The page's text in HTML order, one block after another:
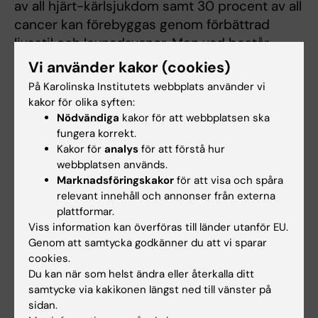
av all hjärt-kärlsjukdom samt 30 procent av all
cancer kan förebyggas genom förbättrad
livsstil och levnadsvanor. Men vad består
dessa livsstilsförbättringar effektivast av, och
hur når sjukvården bäst de människor som
behöver insatser? Det är frågor som den nya
professuren ska arbeta med och hitta svar på.
Tjänsten utlyses under 2023 och kommer
delvis vara en klinisk tjänst, för att enklare
kunna implementera ny kunskap i vården.
Utöver att utföra klinisk och preklinisk
preventionsforskning kommer professuren ha
ett stort fokus på att samarbeta med olika
samhällsaktörer som företag och
intresseorganisationer, samt bedriva
utåtriktade kommunikationsinsatser.
Vi använder kakor (cookies)
På Karolinska Institutets webbplats använder vi
kakor för olika syften:
Nödvändiga kakor för att webbplatsen ska
fungera korrekt.
Kakor för analys för att förstå hur
webbplatsen används.
Marknadsföringskakor för att visa och spåra
relevant innehåll och annonser från externa
plattformar.
Viss information kan överföras till länder utanför EU.
Genom att samtycka godkänner du att vi sparar
cookies.
Du kan när som helst ändra eller återkalla ditt
samtycke via kakikonen längst ned till vänster på
sidan.